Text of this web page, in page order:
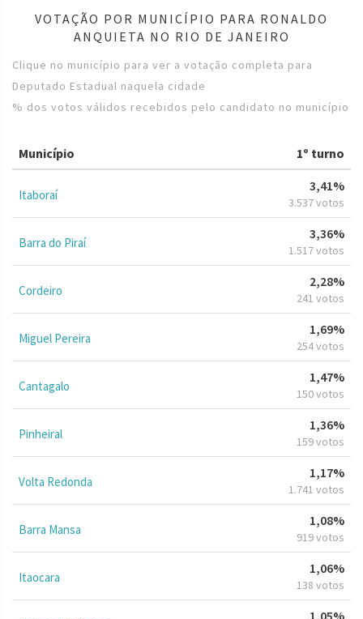
VOTAÇÃO POR MUNICÍPIO PARA RONALDO
ANQUIETA NO RIO DE JANEIRO
Clique no município para ver a votação completa para
Deputado Estadual naquela cidade
% dos votos válidos recebidos pelo candidato no município
Município 1º turno
Itaboraí
3,41%
3.537 votos
Barra do Piraí
3,36%
1.517 votos
Cordeiro
2,28%
241 votos
Miguel Pereira
1,69%
254 votos
Cantagalo
1,47%
150 votos
Pinheiral
1,36%
159 votos
Volta Redonda
1,17%
1.741 votos
Barra Mansa
1,08%
919 votos
Itaocara
1,06%
138 votos
1,05%